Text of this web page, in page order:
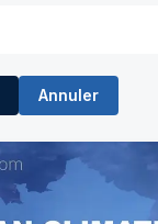
Annuler